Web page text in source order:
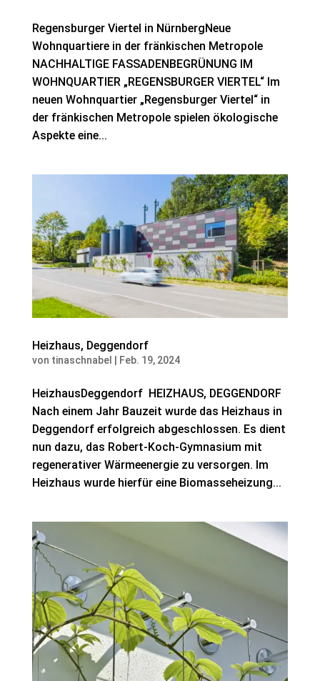
Regensburger Viertel in NürnbergNeue
Wohnquartiere in der fränkischen Metropole
NACHHALTIGE FASSADENBEGRÜNUNG IM
WOHNQUARTIER „REGENSBURGER VIERTEL“ Im
neuen Wohnquartier „Regensburger Viertel“ in
der fränkischen Metropole spielen ökologische
Aspekte eine...
Heizhaus, Deggendorf
von tinaschnabel Feb. 19, 2024
HeizhausDeggendorf HEIZHAUS, DEGGENDORF
Nach einem Jahr Bauzeit wurde das Heizhaus in
Deggendorf erfolgreich abgeschlossen. Es dient
nun dazu, das Robert-Koch-Gymnasium mit
regenerativer Wärmeenergie zu versorgen. Im
Heizhaus wurde hierfür eine Biomasseheizung...